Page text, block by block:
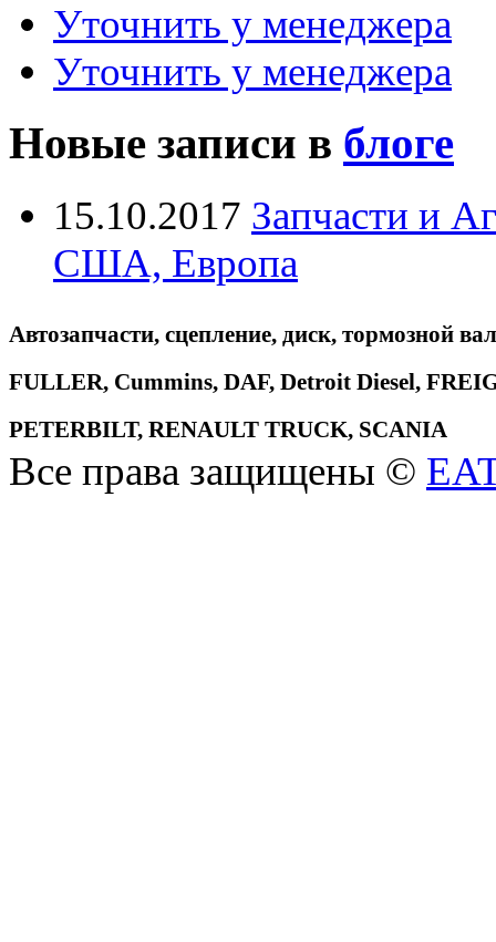
Уточнить у менеджера
Уточнить у менеджера
Новые записи в блоге
15.10.2017 Запчасти и
США, Европа
Автозапчасти, сцепление, диск, тормозной
FULLER, Cummins, DAF, Detroit Diesel,
PETERBILT, RENAULT TRUCK, SCANIA
Все права защищены ©